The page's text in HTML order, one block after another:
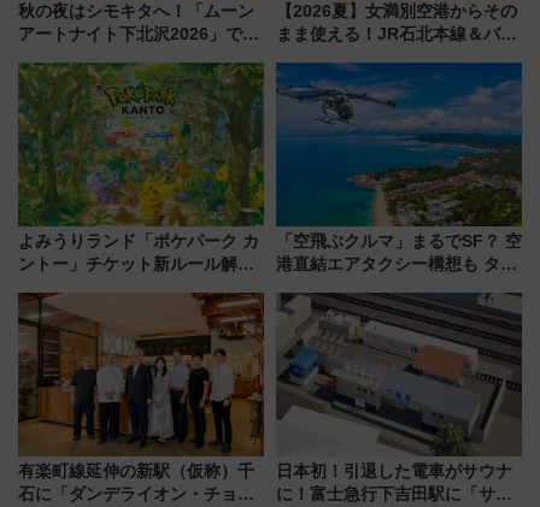
秋の夜はシモキタへ！「ムーン
アートナイト下北沢2026」でイ
を満喫しよう
【2026夏】女満別空港からその
まま使える！JR石北本線＆バス
ーパス」でおトクに道東観光
（8/3発売）
よみうりランド「ポケパーク カ
ントー」チケット新ルール解
本人確認が11月スタート
「空飛ぶクルマ」まるでSF？ 空
港直結エアタクシー構想も タイ
有楽町線延伸の新駅（仮称）千
石に「ダンデライオン・チョコ
日本初！引退した電車がサウナ
に！富士急行下吉田駅に「サ電